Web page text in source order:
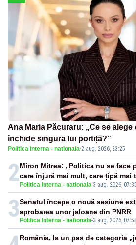
Ana Maria Păcuraru: „Ce se
închide singura lui portiță?”
Politica Interna - nationala·2 aug. 2026, 23:25
2 Politica Interna - nationala-3 aug. 2026, 07:35
Miron Mitrea: „Politica nu se face
care înjură mai mult, care țipă mai
3 Politica Interna - nationala-3 aug. 2026, 07:58
Senatul începe o nouă sesiune
aprobarea unor jaloane din PNRR
România, la un pas de categoria